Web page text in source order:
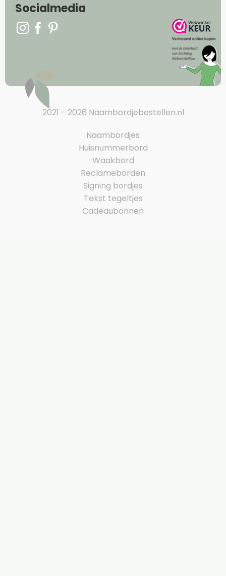
Socialmedia
2021 - 2026 Naambordjebestellen.nl
Naambordjes
Huisnummerbord
Waakbord
Reclameborden
Signing bordjes
Tekst tegeltjes
Cadeaubonnen